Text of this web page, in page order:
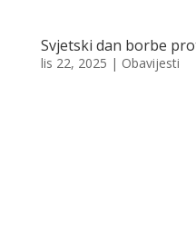
Svjetski dan borbe
lis 22, 2025 | Obavijesti